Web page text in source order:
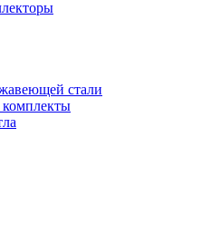
стали
комплекты